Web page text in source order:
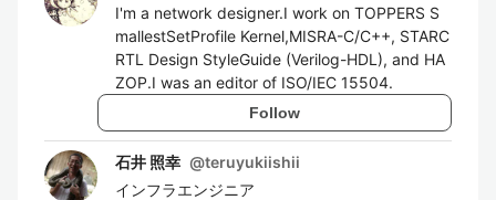
I'm a network designer.I work on TOPPERS S
mallestSetProfile Kernel,MISRA-C/C++, STARC
RTL Design StyleGuide (Verilog-HDL), and HA
ZOP.I was an editor of ISO/IEC 15504.
Follow
石井 照幸 @teruyukiishii
インフラエンジニア